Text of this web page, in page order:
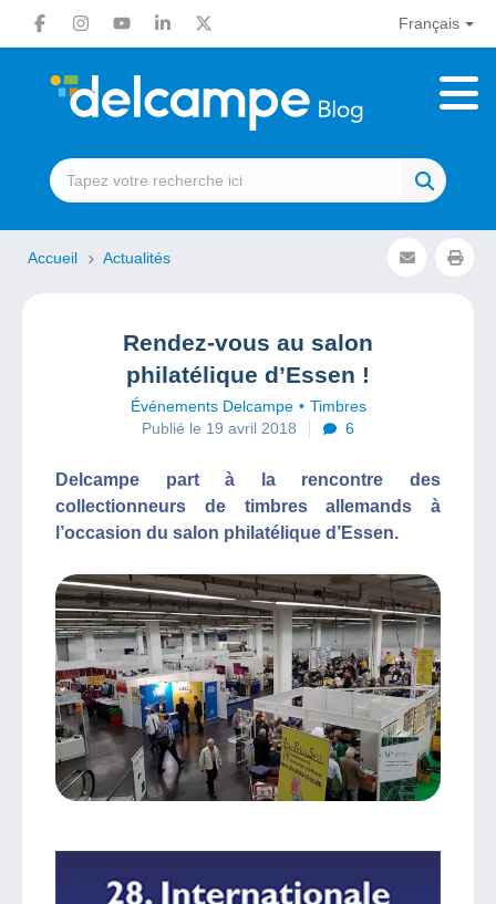
Français
Accueil Actualités
Rendez-vous au salon
philatélique d’Essen !
Événements Delcampe
Timbres
Publié le 19 avril 2018
6
Delcampe part à la rencontre des
collectionneurs de timbres allemands à
l’occasion du salon philatélique d’Essen.